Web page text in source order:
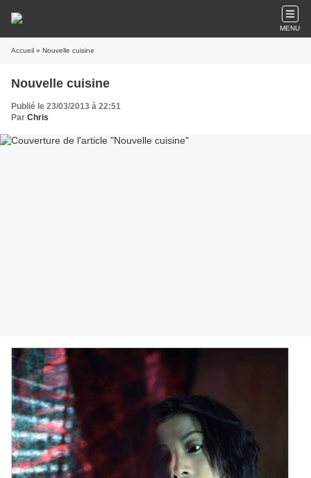
MENU
Accueil » Nouvelle cuisine
Nouvelle cuisine
Publié le 23/03/2013 à 22:51
Par Chris